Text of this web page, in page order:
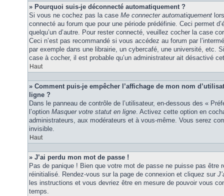
» Pourquoi suis-je déconnecté automatiquement ?
Si vous ne cochez pas la case Me connecter automatiquement
connecté au forum que pour une période prédéfinie. Ceci permet
quelqu’un d’autre. Pour rester connecté, veuillez cocher la case
Ceci n’est pas recommandé si vous accédez au forum par
par exemple dans une librairie, un cybercafé, une université, etc.
case à cocher, il est probable qu’un administrateur ait désactivé
Haut
» Comment puis-je empêcher l’affichage de mon nom
ligne ?
Dans le panneau de contrôle de l’utilisateur, en-dessous des «
l’option Masquer votre statut en ligne. Activez cette option en
administrateurs, aux modérateurs et à vous-même. Vous serez
invisible.
Haut
» J’ai perdu mon mot de passe !
Pas de panique ! Bien que votre mot de passe ne puisse pas être
réinitialisé. Rendez-vous sur la page de connexion et cliquez sur
les instructions et vous devriez être en mesure de pouvoir vous
temps.